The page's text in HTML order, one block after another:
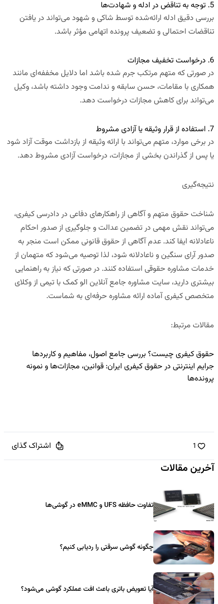
5. توجه به تناقض در ادله و شهادت‌ها
بررسی دقیق ادله ارائه‌شده توسط شاکی و شهود می‌تواند در یافتن
تناقضات احتمالی و تضعیف پرونده اتهامی مؤثر باشد.
6. درخواست تخفیف مجازات
در صورتی که متهم مرتکب جرم شده باشد اما دلایل مخففه‌ای مانند
همکاری با مقامات، حسن سابقه و ندامت وجود داشته باشد، وکیل
می‌تواند برای کاهش مجازات درخواست دهد.
7. استفاده از قرار وثیقه یا آزادی مشروط
در برخی موارد، متهم می‌تواند با ارائه وثیقه از بازداشت موقت آزاد شود
یا پس از گذراندن بخشی از مجازات، درخواست آزادی مشروط دهد.
نتیجه‌گیری
شناخت حقوق متهم و آگاهی از راهکارهای دفاعی در دادرسی کیفری،
می‌تواند نقش مهمی در تضمین عدالت و جلوگیری از صدور احکام
ناعادلانه ایفا کند. عدم آگاهی از حقوق قانونی ممکن است منجر به
صدور آرای سنگین و ناعادلانه شود، لذا توصیه می‌شود که متهمان از
خدمات مشاوره حقوقی استفاده کنند. در صورتی که نیاز به راهنمایی
بیشتری دارید، سایت مشاوره جامع آنلاین الو کمک با تیمی از وکلای
متخصص کیفری آماده ارائه مشاوره حرفه‌ای به شماست.
مقالات مرتبط:
حقوق کیفری چیست؟ بررسی جامع اصول، مفاهیم و کاربردها
جرایم اینترنتی در حقوق کیفری ایران: قوانین، مجازات‌ها و نمونه
پرونده‌ها
1 اشتراک گذای
آخرین مقالات
تفاوت حافظه UFS و eMMC در گوشی‌ها
چگونه گوشی سرقتی را ردیابی کنیم؟
آیا تعویض باتری باعث افت عملکرد گوشی می‌شود؟